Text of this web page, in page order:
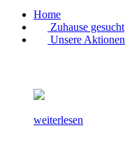
Home
Zuhause gesucht
Unsere Aktionen
weiterlesen